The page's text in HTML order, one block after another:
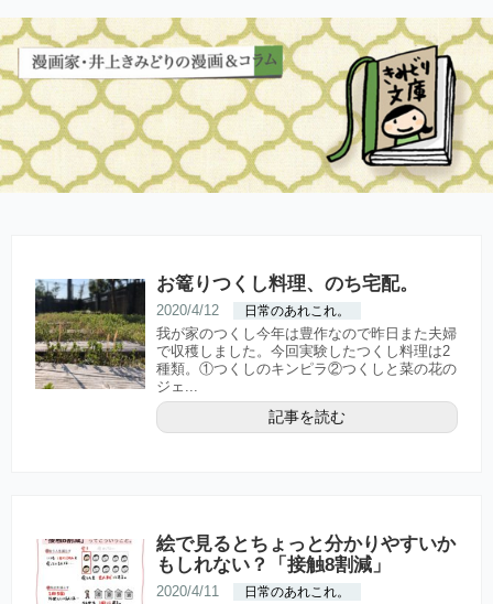
お篭りつくし料理、のち宅配。
2020/4/12 日常のあれこれ。
我が家のつくし今年は豊作なので昨日また夫婦
で収穫しました。今回実験したつくし料理は2
種類。①つくしのキンピラ②つくしと菜の花の
ジェ...
記事を読む
絵で見るとちょっと分かりやすいか
もしれない？「接触8割減」
2020/4/11 日常のあれこれ。